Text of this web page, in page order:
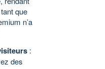
que
n’a
:
des